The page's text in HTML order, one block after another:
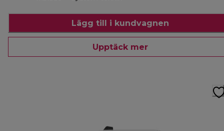
Lägg till i kundvagnen
Upptäck mer